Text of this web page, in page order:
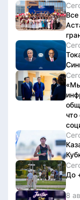
До
8